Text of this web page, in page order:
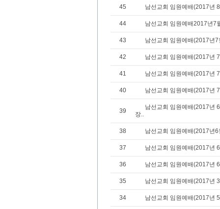
45 남선교회 임원예배(2017년
44 남선교회 임원예배2017년7
43 남선교회 임원에배(2017년
42 남선교회 임원예배(2017년
41 남선교회 임원예배(2017년
40 남선교회 임원예배(2017년
39
남선교회 임원예배(2017년
장..
38 남선교회 임원예배(2017년
37 남선교회 임원예배(2017년
36 남선교회 임원예배(2017년
35 남선교회 임원예배(2017년
34 남선교회 임원예배(2017년